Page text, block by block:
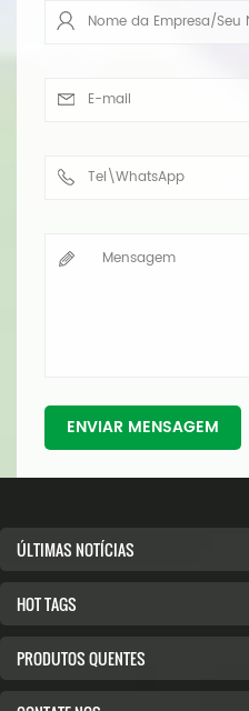
ENVIAR MENSAGEM
ÚLTIMAS NOTÍCIAS
HOT TAGS
PRODUTOS QUENTES